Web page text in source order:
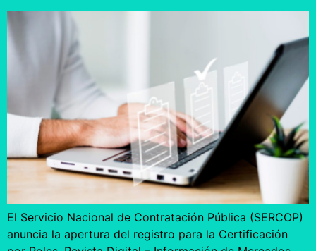
El Servicio Nacional de Contratación Pública (SERCOP)
anuncia la apertura del registro para la Certificación